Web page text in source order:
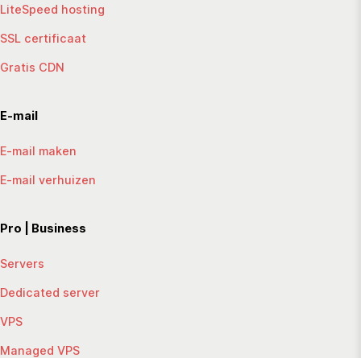
LiteSpeed hosting
SSL certificaat
Gratis CDN
E-mail
E-mail maken
E-mail verhuizen
Pro | Business
Servers
Dedicated server
VPS
Managed VPS